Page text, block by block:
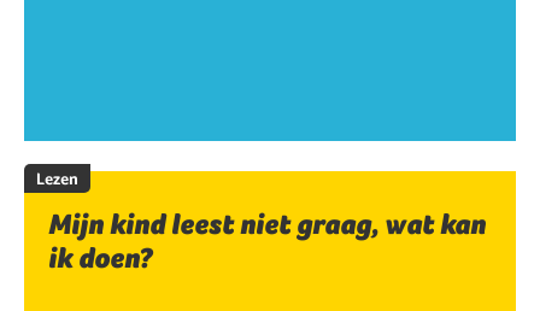
Lezen
Mijn kind leest niet graag, wat kan
ik doen?